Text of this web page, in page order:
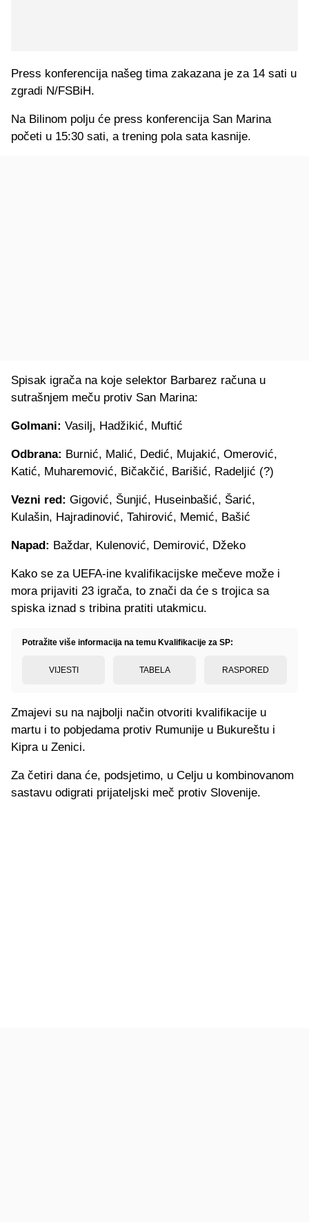
Press konferencija našeg tima zakazana je za 14 sati u
zgradi N/FSBiH.
Na Bilinom polju će press konferencija San Marina
početi u 15:30 sati, a trening pola sata kasnije.
Spisak igrača na koje selektor Barbarez računa u
sutrašnjem meču protiv San Marina:
Golmani: Vasilj, Hadžikić, Muftić
Odbrana: Burnić, Malić, Dedić, Mujakić, Omerović,
Katić, Muharemović, Bičakčić, Barišić, Radeljić (?)
Vezni red: Gigović, Šunjić, Huseinbašić, Šarić,
Kulašin, Hajradinović, Tahirović, Memić, Bašić
Napad: Baždar, Kulenović, Demirović, Džeko
Kako se za UEFA-ine kvalifikacijske mečeve može i
mora prijaviti 23 igrača, to znači da će s trojica sa
spiska iznad s tribina pratiti utakmicu.
Potražite više informacija na temu Kvalifikacije za SP:
VIJESTI TABELA RASPORED
Zmajevi su na najbolji način otvoriti kvalifikacije u
martu i to pobjedama protiv Rumunije u Bukureštu i
Kipra u Zenici.
Za četiri dana će, podsjetimo, u Celju u kombinovanom
sastavu odigrati prijateljski meč protiv Slovenije.